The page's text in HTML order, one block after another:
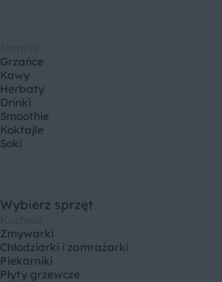
Grzańce
Kawy
Herbaty
Drinki
Smoothie
Koktajle
Soki
Wybierz sprzęt
Zmywarki
Chłodziarki i zamrażarki
Piekarniki
Płyty grzewcze